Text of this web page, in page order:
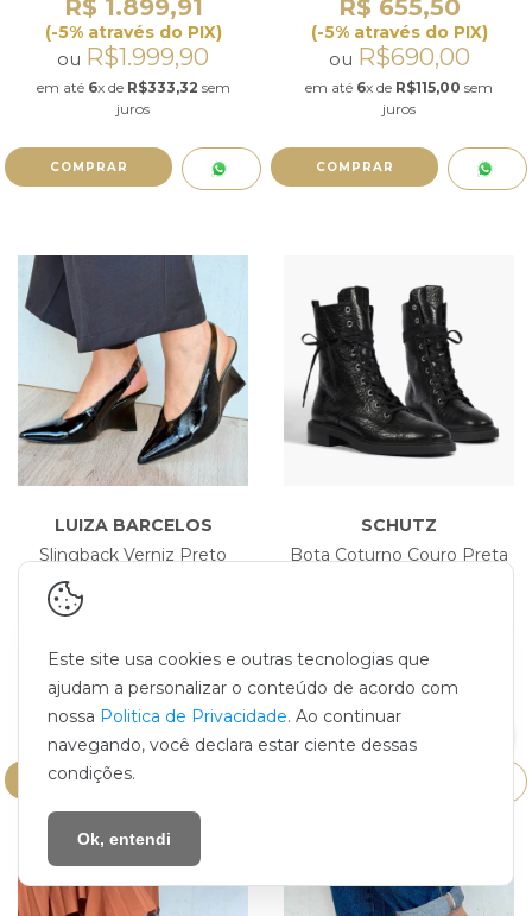
R$ 1.899,91
(-5% através do PIX)
ou R$1.999,90
em até 6x de R$333,32 sem
juros
R$ 655,50
(-5% através do PIX)
ou R$690,00
em até 6x de R$115,00 sem
juros
COMPRAR
LUIZA BARCELOS
Slingback Verniz Preto
R$ 569,91
ouR$599,90
em até x de
juros
COMPRAR
SCHUTZ
Bota Coturno Couro Preta
ouR$1.090,00
juros
Este site usa cookies e outras tecnologias que
ajudam a personalizar o conteúdo de acordo com
nossa Politica de Privacidade. Ao continuar
navegando, você declara estar ciente dessas
condições.
Ok, entendi